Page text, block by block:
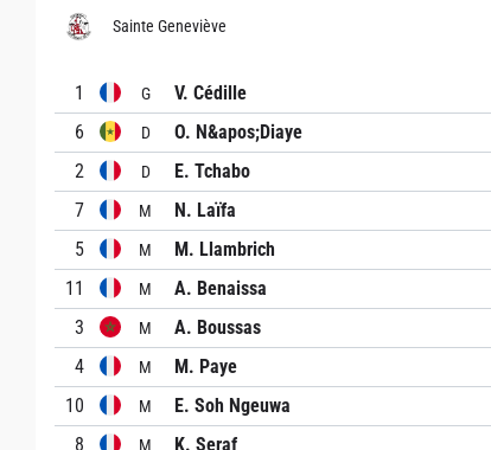
Sainte Geneviève
1 G
V. Cédille
6
D
O. N&apos;Diaye
2
D
E. Tchabo
7
M N. Laïfa
5 M M. Llambrich
11 M
A. Benaissa
3
M
A. Boussas
4
M M. Paye
10 M E. Soh Ngeuwa
8 M
K. Seraf